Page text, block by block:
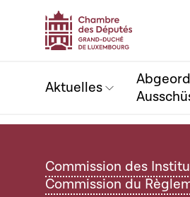
Aktuelles
Commission des
Commission du